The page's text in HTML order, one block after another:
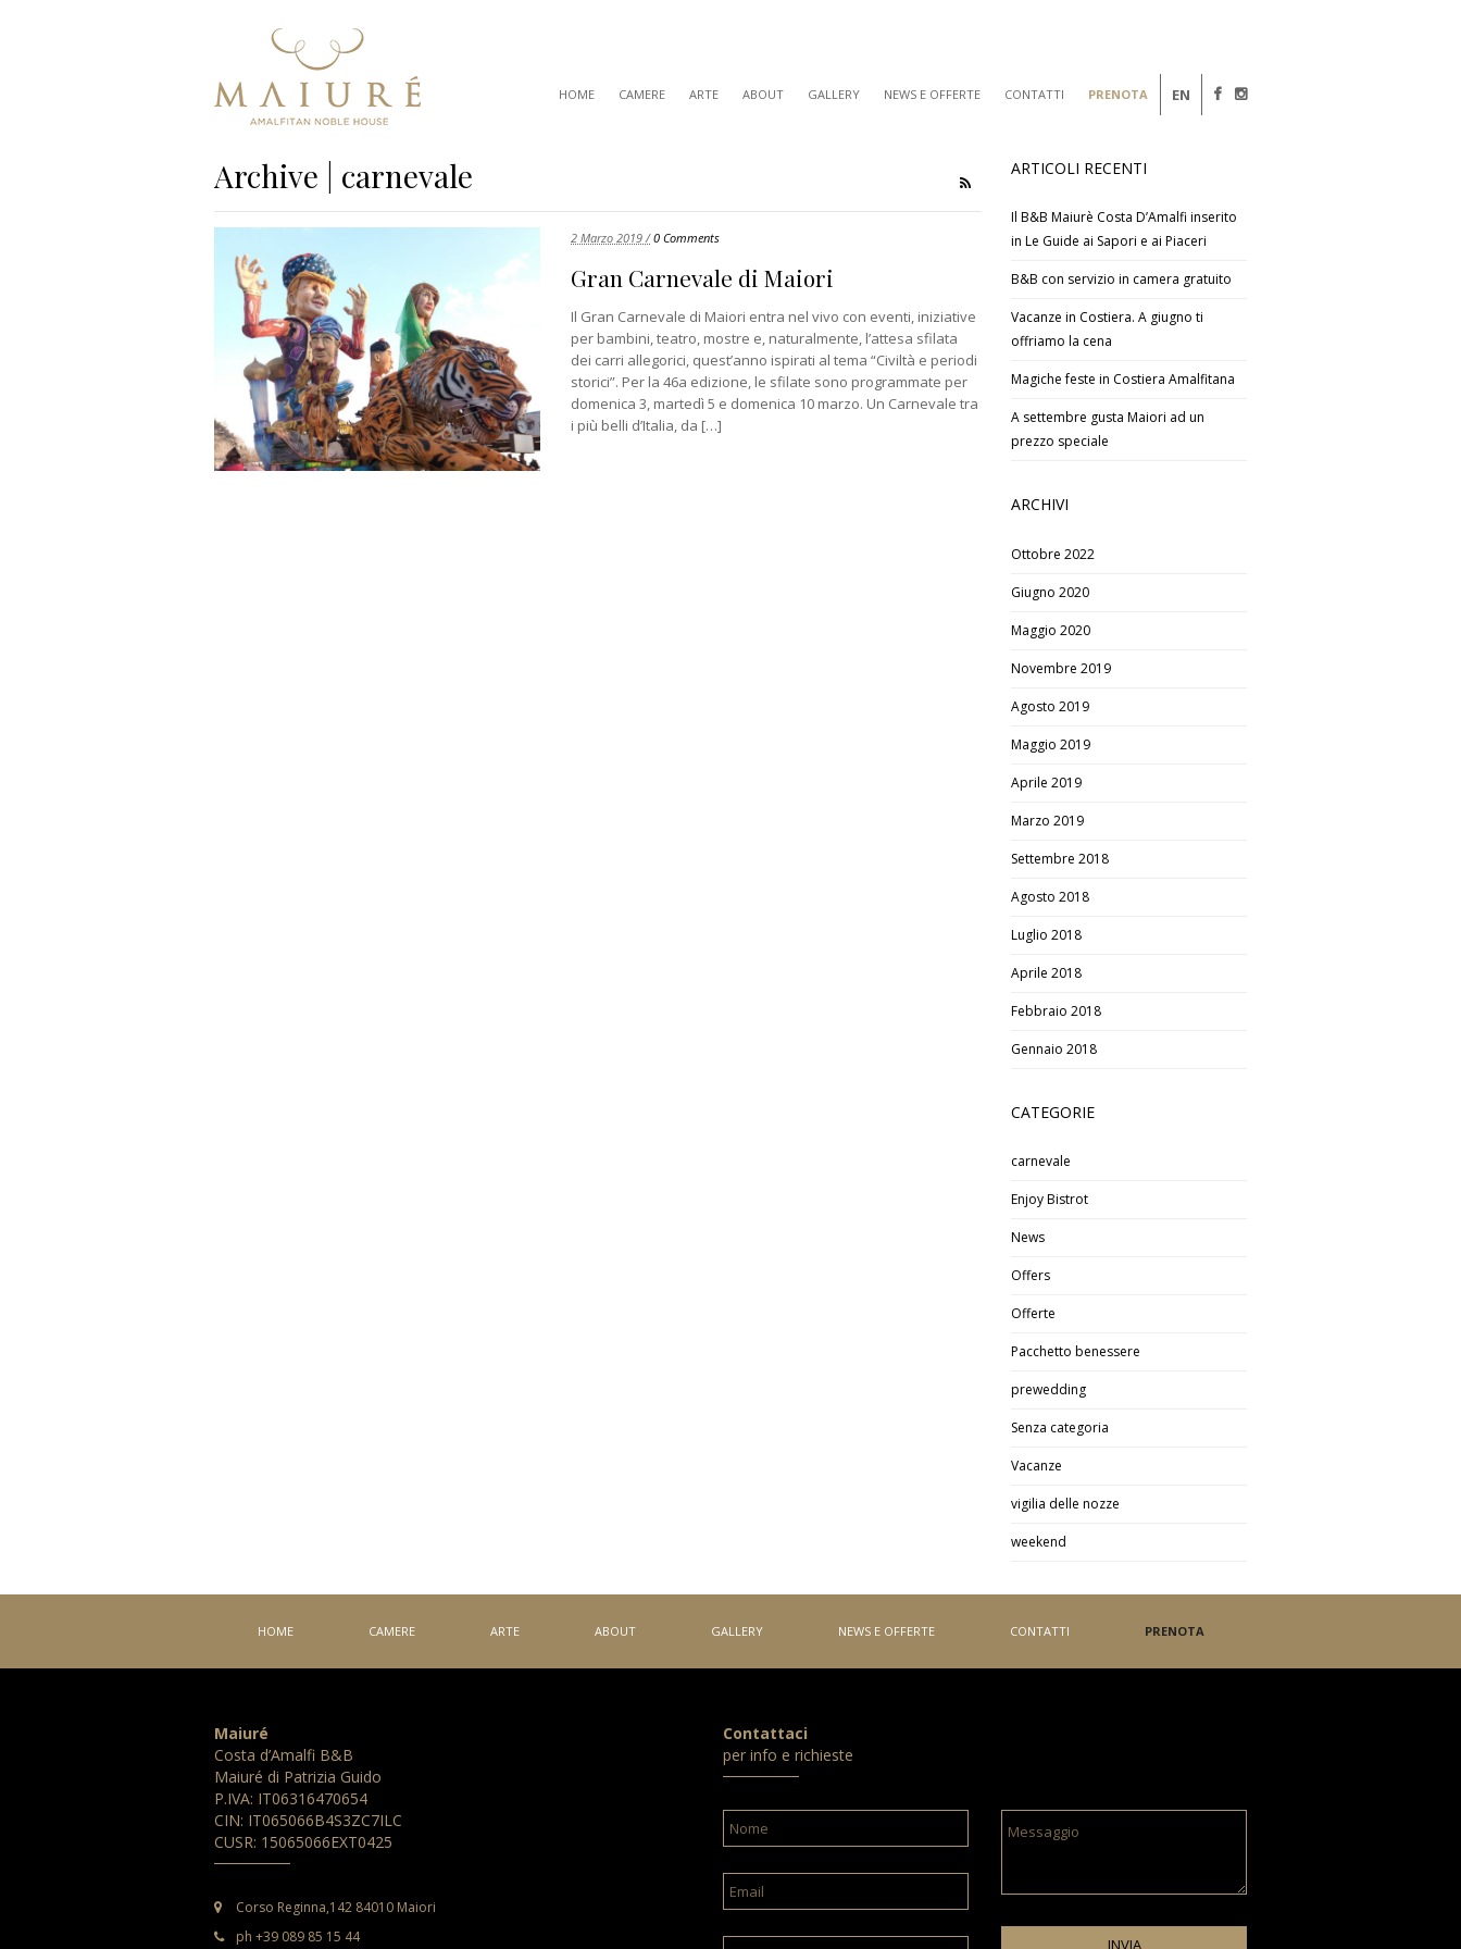
HOME CAMERE ARTE ABOUT GALLERY NEWS E OFFERTE CONTATTI PRENOTA EN
Archive | carnevale
2 Marzo 2019 / 0 Comments
Gran Carnevale di Maiori
Il Gran Carnevale di Maiori entra nel vivo con eventi, iniziative
per bambini, teatro, mostre e, naturalmente, l’attesa sfilata
dei carri allegorici, quest’anno ispirati al tema “Civiltà e periodi
storici”. Per la 46a edizione, le sfilate sono programmate per
domenica 3, martedì 5 e domenica 10 marzo. Un Carnevale tra
i più belli d’Italia, da […]
ARTICOLI RECENTI
Il B&B Maiurè Costa D’Amalfi inserito
in Le Guide ai Sapori e ai Piaceri
B&B con servizio in camera gratuito
Vacanze in Costiera. A giugno ti
offriamo la cena
Magiche feste in Costiera Amalfitana
A settembre gusta Maiori ad un
prezzo speciale
ARCHIVI
Ottobre 2022
Giugno 2020
Maggio 2020
Novembre 2019
Agosto 2019
Maggio 2019
Aprile 2019
Marzo 2019
Settembre 2018
Agosto 2018
Luglio 2018
Aprile 2018
Febbraio 2018
Gennaio 2018
CATEGORIE
carnevale
Enjoy Bistrot
News
Offers
Offerte
Pacchetto benessere
prewedding
Senza categoria
Vacanze
vigilia delle nozze
weekend
HOME CAMERE ARTE ABOUT GALLERY NEWS E OFFERTE CONTATTI PRENOTA
Maiuré
Costa d’Amalfi B&B
Maiuré di Patrizia Guido
P.IVA: IT06316470654
CIN: IT065066B4S3ZC7ILC
CUSR: 15065066EXT0425
Corso Reginna,142 84010 Maiori
ph +39 089 85 15 44
Contattaci
per info e richieste